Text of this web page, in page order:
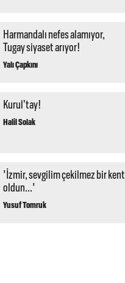
Harmandalı nefes alamıyor,
Tugay siyaset arıyor!
Yalı Çapkını
Kurul’tay!
Halil Solak
'İzmir, sevgilim çekilmez bir kent
oldun...'
Yusuf Tomruk